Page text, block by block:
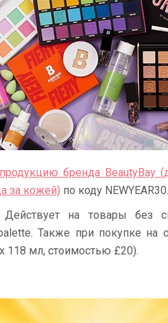
бренда BeautyBay
за кожей) по коду NEWYEAR30.
на товары без
Также при покупке
118 мл, стоимостью £20).